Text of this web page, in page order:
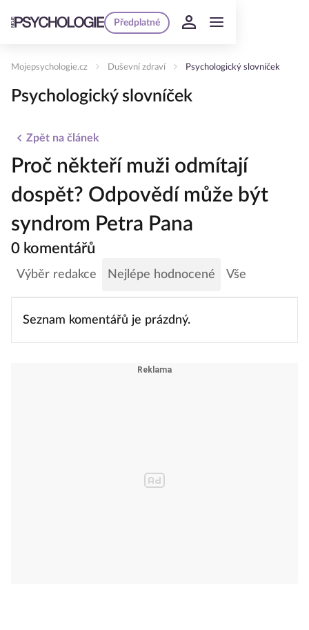
Předplatné
Mojepsychologie.cz Duševní zdraví Psychologický slovníček
Psychologický slovníček
Zpět na článek
Proč někteří muži odmítají
dospět? Odpovědí může být
syndrom Petra Pana
0 komentářů
Výběr redakce Nejlépe hodnocené Vše
Seznam komentářů je prázdný.